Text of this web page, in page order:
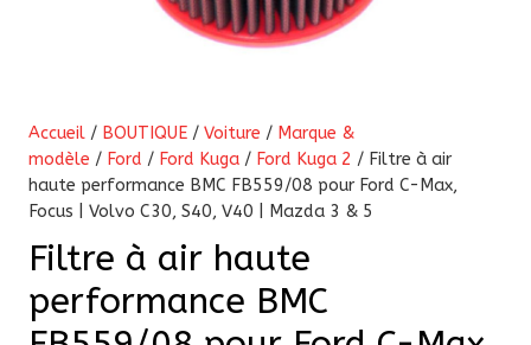
Accueil / BOUTIQUE / Voiture / Marque &
modèle / Ford / Ford Kuga / Ford Kuga 2 / Filtre à air
haute performance BMC FB559/08 pour Ford C-Max,
Focus | Volvo C30, S40, V40 | Mazda 3 & 5
Filtre à air haute
performance BMC